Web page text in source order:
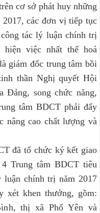
cơ sở phát huy những
các đơn vị tiếp tục
tác lý luận chính trị
hiện việc nhất thể hoá
giám đốc trung tâm bồi
thần Nghị quyết Hội
Đảng, song chức năng,
tâm BDCT phải đẩy
nâng cao chất lượng và
đã tổ chức ký kết giao
Trung tâm BDCT tiêu
luận chính trị năm 2017
xét khen thưởng, gồm:
thị xã Phổ Yên và